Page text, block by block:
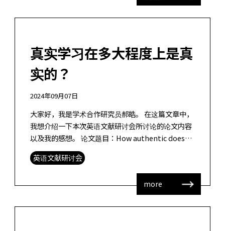
真实学习在多大程度上是真
实的？
2024年09月07日
大家好，我是学术合作研究员郝皓。 在这篇文章中，
我想介绍一下本次英语文献研讨会所讨论的论文内容
以及我的感想。 论文题目：How authentic does
英语文献研讨会
more